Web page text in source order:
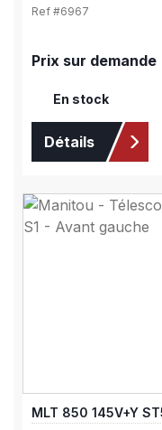
Ref #6967
Prix sur demande
En stock
Détails
MLT 850 145V+Y